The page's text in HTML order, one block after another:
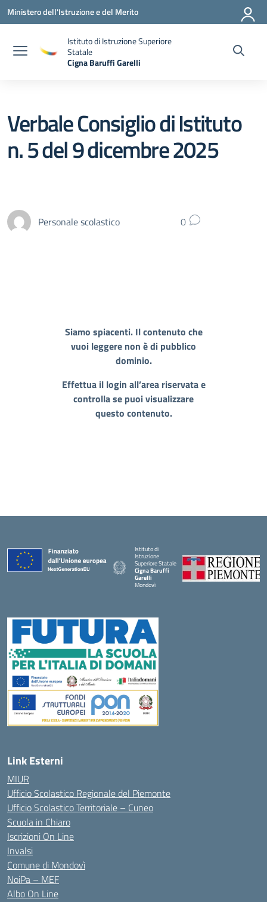
Vai ai contenuti
Vai al menu di navigazione
Vai al footer
Ministero dell'Istruzione e del Merito
Istituto di Istruzione Superiore
Statale
Cigna Baruffi Garelli
Verbale Consiglio di Istituto
n. 5 del 9 dicembre 2025
Personale scolastico 0
Siamo spiacenti. Il contenuto che
vuoi leggere non è di pubblico
dominio.
Effettua il login all’area riservata e
controlla se puoi visualizzare
questo contenuto.
Istituto di
Istruzione
Superiore Statale
Cigna Baruffi
Garelli
Mondovì
Link Esterni
MIUR
Ufficio Scolastico Regionale del Piemonte
Ufficio Scolastico Territoriale – Cuneo
Scuola in Chiaro
Iscrizioni On Line
Invalsi
Comune di Mondovì
NoiPa – MEF
Albo On Line